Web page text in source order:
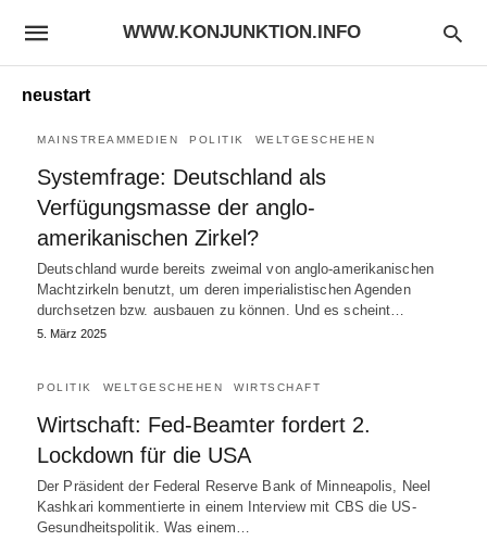
WWW.KONJUNKTION.INFO
neustart
MAINSTREAMMEDIEN POLITIK WELTGESCHEHEN
Systemfrage: Deutschland als
Verfügungsmasse der anglo-
amerikanischen Zirkel?
Deutschland wurde bereits zweimal von anglo-amerikanischen
Machtzirkeln benutzt, um deren imperialistischen Agenden
durchsetzen bzw. ausbauen zu können. Und es scheint…
5. März 2025
POLITIK WELTGESCHEHEN WIRTSCHAFT
Wirtschaft: Fed-Beamter fordert 2.
Lockdown für die USA
Der Präsident der Federal Reserve Bank of Minneapolis, Neel
Kashkari kommentierte in einem Interview mit CBS die US-
Gesundheitspolitik. Was einem…